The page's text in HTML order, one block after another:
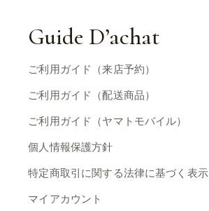
Guide D’achat
ご利用ガイド（来店予約）
ご利用ガイド（配送商品）
ご利用ガイド（ヤマトモバイル）
個人情報保護方針
特定商取引に関する法律に基づく表示
マイアカウント